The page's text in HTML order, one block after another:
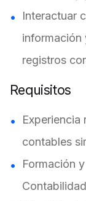
Interactuar
información
registros
Requisitos
Experiencia
contables
Formación